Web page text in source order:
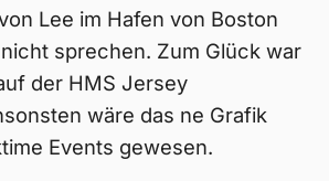
Lee im Hafen von Boston
sprechen. Zum Glück war
der HMS Jersey
wäre das ne Grafik
Events gewesen.